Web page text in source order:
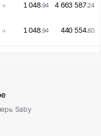
ч 1 048.94 4 663 587.24
ч 1 048.94 440 554.80
Saby